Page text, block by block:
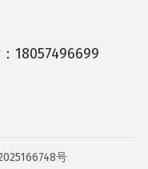
18057496699
号